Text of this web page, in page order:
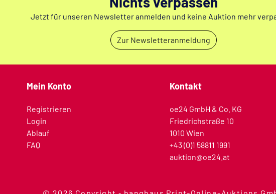
Jetzt für unseren Newsletter anmelden und keine Auktion mehr
Zur Newsletteranmeldung
Mein Konto
Registrieren
Login
Ablauf
FAQ
Kontakt
oe24 GmbH & Co. KG
Friedrichstraße 10
1010 Wien
+43 (0)1 58811 1991
auktion@oe24.at